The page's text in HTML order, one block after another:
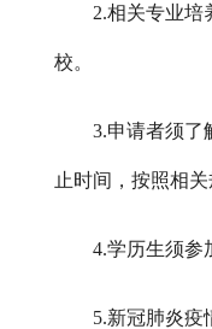
2.相关专业培
校。
3.申请者须了
止时间，按照相
4.学历生须参
5.新冠肺炎疫